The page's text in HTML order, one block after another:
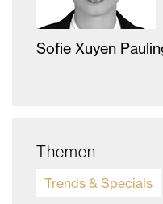
Sofie Xuyen
Themen
Trends & Specials